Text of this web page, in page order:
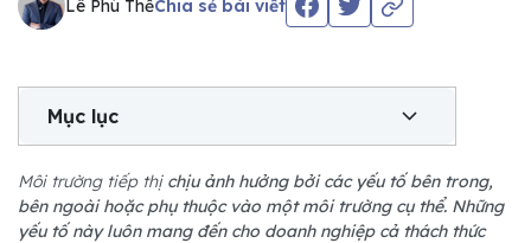
Lê Phú ThếChia sẻ bài viết
Mục lục
Môi trường tiếp thị chịu ảnh hưởng bởi các yếu tố bên trong,
bên ngoài hoặc phụ thuộc vào một môi trường cụ thể. Những
yếu tố này luôn mang đến cho doanh nghiệp cả thách thức